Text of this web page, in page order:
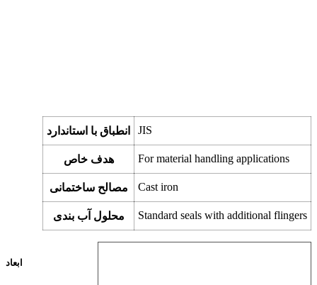
انطباق با استاندارد JIS
هدف خاص For material handling applications
مصالح ساختمانی Cast iron
محلول آب بندی Standard seals with additional flingers
ابعاد